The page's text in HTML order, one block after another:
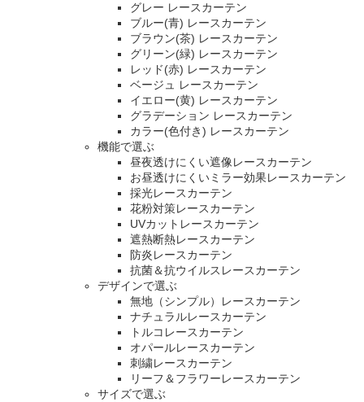
グレー レースカーテン
ブルー(青) レースカーテン
ブラウン(茶) レースカーテン
グリーン(緑) レースカーテン
レッド(赤) レースカーテン
ベージュ レースカーテン
イエロー(黄) レースカーテン
グラデーション レースカーテン
カラー(色付き) レースカーテン
機能で選ぶ
昼夜透けにくい遮像レースカーテン
お昼透けにくいミラー効果レースカーテン
採光レースカーテン
花粉対策レースカーテン
UVカットレースカーテン
遮熱断熱レースカーテン
防炎レースカーテン
抗菌＆抗ウイルスレースカーテン
デザインで選ぶ
無地（シンプル）レースカーテン
ナチュラルレースカーテン
トルコレースカーテン
オパールレースカーテン
刺繍レースカーテン
リーフ＆フラワーレースカーテン
サイズで選ぶ